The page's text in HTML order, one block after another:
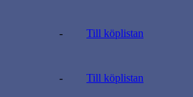
- Till köplistan
- Till köplistan